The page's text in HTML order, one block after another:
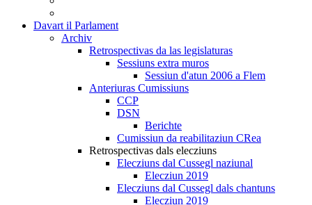
Davart il Parlament
Archiv
Retrospectivas da las legislaturas
Sessiuns extra muros
Sessiun d'atun 2006 a Flem
Anteriuras Cumissiuns
CCP
DSN
Berichte
Cumissiun da reabilitaziun CRea
Retrospectivas dals elecziuns
Elecziuns dal Cussegl naziunal
Elecziun 2019
Elecziuns dal Cussegl dals chantuns
Elecziun 2019